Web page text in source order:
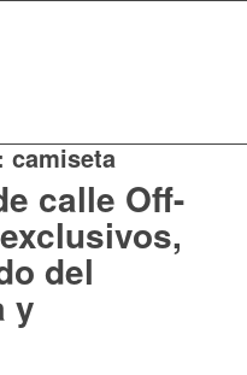
camiseta
calle Off-
del
y